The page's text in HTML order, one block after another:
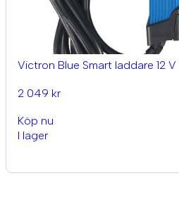
Victron Blue Smart laddare 12 V
2 049 kr
Köp nu
I lager